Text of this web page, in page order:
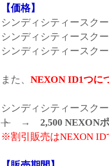
【価格】
シンディシティースク
シンディシティースク
シンディシティースク
また、 NEXON ID1つに
シンディシティースク
ト→ 2,500 NEXON
※割引販売はNEXON ID